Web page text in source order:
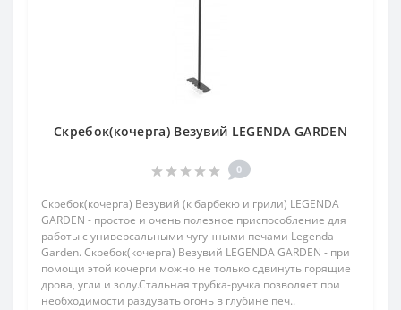
Скребок(кочерга) Везувий LEGENDA GARDEN
0
Скребок(кочерга) Везувий (к барбекю и грили) LEGENDA
GARDEN - простое и очень полезное приспособление для
работы с универсальными чугунными печами Legenda
Garden. Скребок(кочерга) Везувий LEGENDA GARDEN - при
помощи этой кочерги можно не только сдвинуть горящие
дрова, угли и золу.Стальная трубка-ручка позволяет при
необходимости раздувать огонь в глубине печ..